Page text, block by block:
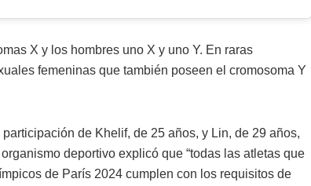
X y los hombres uno X y uno Y. En raras
femeninas que también poseen el cromosoma Y
de Khelif, de 25 años, y Lin, de 29 años,
deportivo explicó que “todas las atletas que
de París 2024 cumplen con los requisitos de